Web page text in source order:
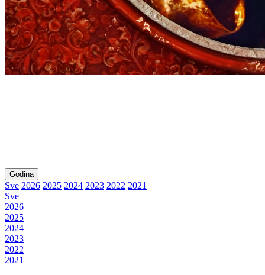
Godina
Sve 2026 2025 2024 2023 2022 2021
Sve
2026
2025
2024
2023
2022
2021